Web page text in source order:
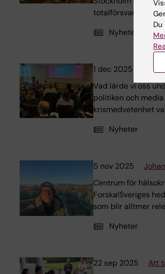
totalförsvaret.
Nyheter
1 dec 2025
Låt
Vad lärde vi oss
politiken och
krismedvetenhet
Nyheter
5 nov 2025
Centrum för
Forska!Sveriges
som blir alltmer
Nyheter
22 sep 2025
Att